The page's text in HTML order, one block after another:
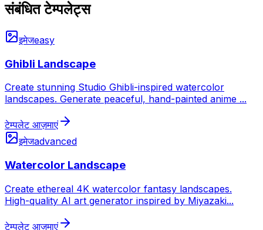
संबंधित टेम्पलेट्स
इमेजeasy
Ghibli Landscape
Create stunning Studio Ghibli-inspired watercolor
landscapes. Generate peaceful, hand-painted anime ...
टेम्पलेट आज़माएं
इमेजadvanced
Watercolor Landscape
Create ethereal 4K watercolor fantasy landscapes.
High-quality AI art generator inspired by Miyazaki...
टेम्पलेट आज़माएं